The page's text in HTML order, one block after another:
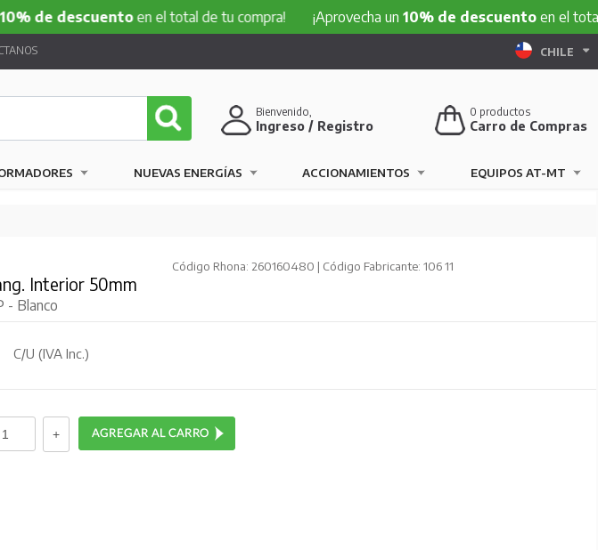
en el total de tu compra! ¡Aprovecha un10% de descuentoen el total de tu
CHILE
0 productos
Carro de Compras
Bienvenido,
Ingreso / Registro
NUEVAS ENERGÍAS ACCIONAMIENTOS EQUIPOS AT-MT
Código Rhona: 260160480 | Código Fabricante: 106 11
Interior 50mm
- Blanco
C/U (IVA Inc.)